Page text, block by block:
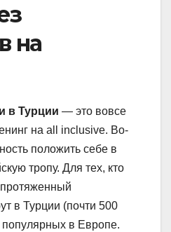
на
в Турции — это вовсе
на all inclusive. Во-
положить себе в
тропу. Для тех, кто
протяженный
в Турции (почти 500
в Европе.